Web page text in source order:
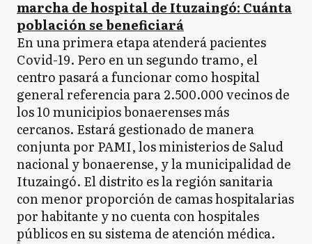
marcha de hospital de Ituzaingó: Cuánta
población se beneficiará
En una primera etapa atenderá pacientes
Covid-19. Pero en un segundo tramo, el
centro pasará a funcionar como hospital
general referencia para 2.500.000 vecinos de
los 10 municipios bonaerenses más
cercanos. Estará gestionado de manera
conjunta por PAMI, los ministerios de Salud
nacional y bonaerense, y la municipalidad de
Ituzaingó. El distrito es la región sanitaria
con menor proporción de camas hospitalarias
por habitante y no cuenta con hospitales
públicos en su sistema de atención médica.